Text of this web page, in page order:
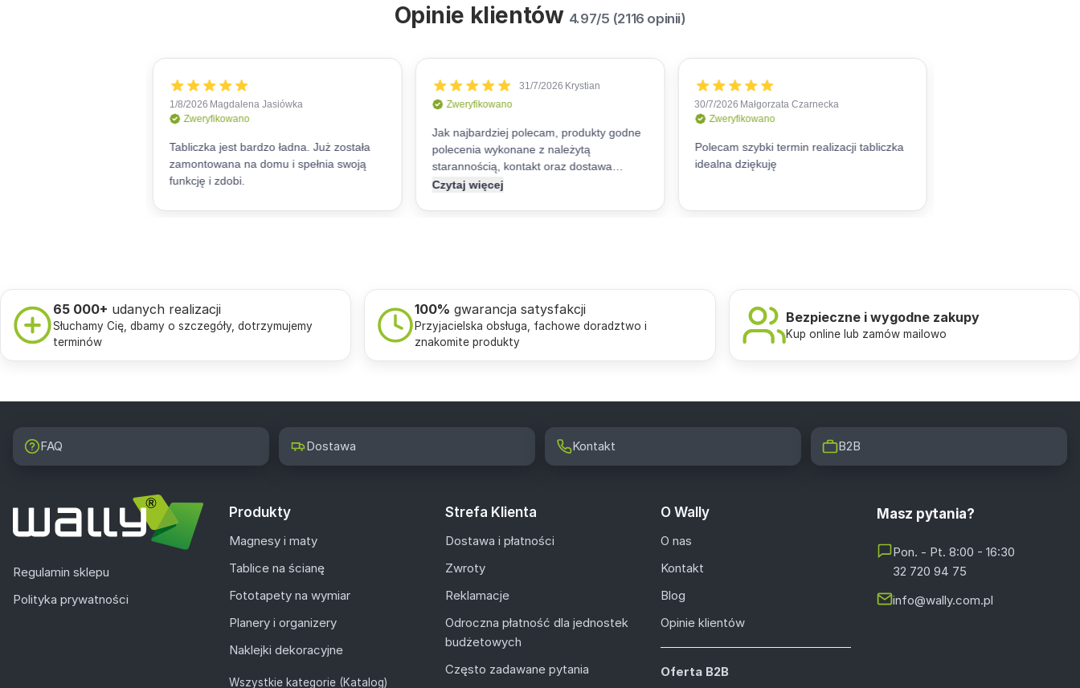
Opinie klientów 4.97/5 (2116 opinii)
65 000+ udanych realizacji
Słuchamy Cię, dbamy o szczegóły, dotrzymujemy
terminów
100% gwarancja satysfakcji
Przyjacielska obsługa, fachowe doradztwo i
znakomite produkty
Bezpieczne i wygodne zakupy
Kup online lub zamów mailowo
FAQ Dostawa Kontakt B2B
Regulamin sklepu
Polityka prywatności
Produkty
Magnesy i maty
Tablice na ścianę
Fototapety na wymiar
Planery i organizery
Naklejki dekoracyjne
Wszystkie kategorie (Katalog)
Strefa Klienta
Dostawa i płatności
Zwroty
Reklamacje
Odroczna płatność dla jednostek
budżetowych
Często zadawane pytania
O Wally
O nas
Kontakt
Blog
Opinie klientów
Oferta B2B
Masz pytania?
Pon. - Pt. 8:00 - 16:30
32 720 94 75
info@wally.com.pl